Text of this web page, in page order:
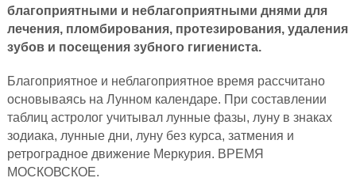
благоприятными и неблагоприятными днями для
лечения, пломбирования, протезирования, удаления
зубов и посещения зубного гигиениста.
Благоприятное и неблагоприятное время рассчитано
основываясь на Лунном календаре. При составлении
таблиц астролог учитывал лунные фазы, луну в знаках
зодиака, лунные дни, луну без курса, затмения и
ретроградное движение Меркурия. ВРЕМЯ
МОСКОВСКОЕ.